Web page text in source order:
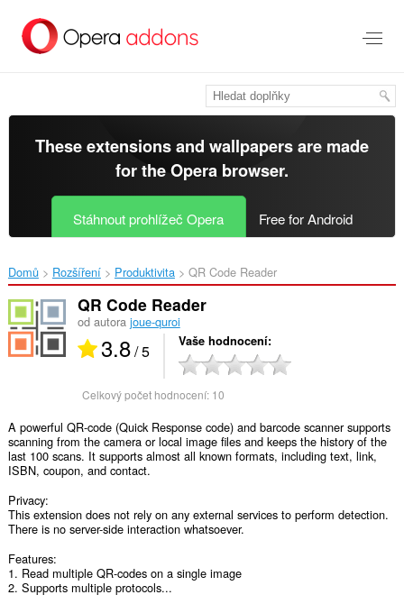
přímo
These extensions and wallpapers are made
for theOpera browser.
Stáhnout prohlížeč Opera Free for Android
Domů Rozšíření Produktivita QR Code Reader‎
QR Code Reader
od autora joue-quroi
3.8/ 5 Vaše hodnocení
Celkový počet hodnocení: 10
A powerful QR-code (Quick Response code) and barcode scanner supports
scanning from the camera or local image files and keeps the history of the
last 100 scans. It supports almost all known formats, including text, link,
ISBN, coupon, and contact.
Privacy:
This extension does not rely on any external services to perform detection.
There is no server-side interaction whatsoever.
Features:
1. Read multiple QR-codes on a single image
2. Supports multiple protocols...